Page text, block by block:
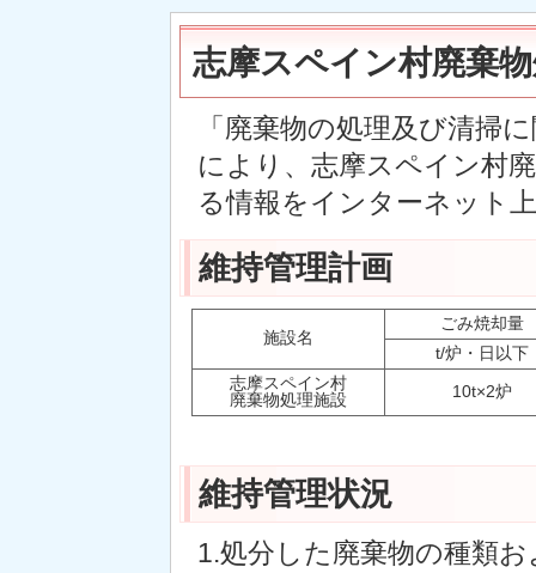
志摩スペイン村廃棄
「廃棄物の処理及び清掃
により、志摩スペイン村
る情報をインターネット
維持管理計画
施設名
ごみ焼却量
t/炉・日以下
志摩スペイン村
廃棄物処理施設
10t×2炉
維持管理状況
1.処分した廃棄物の種類お